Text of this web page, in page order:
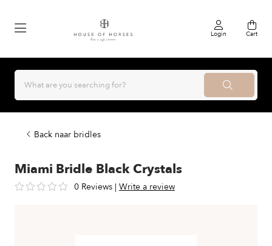
Login Cart
Back naar bridles
Miami Bridle Black Crystals
0 Reviews | Write a review